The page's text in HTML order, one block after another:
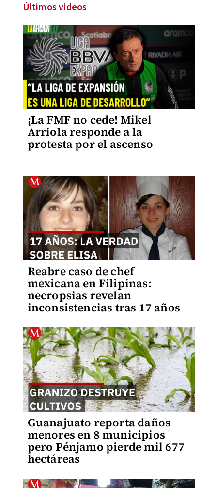
Últimos videos
¡La FMF no cede! Mikel
Arriola responde a la
protesta por el ascenso
Reabre caso de chef
mexicana en Filipinas:
necropsias revelan
inconsistencias tras 17 años
Guanajuato reporta daños
menores en 8 municipios
pero Pénjamo pierde mil 677
hectáreas